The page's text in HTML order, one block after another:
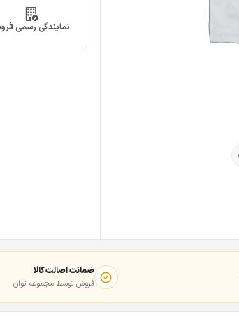
نمایندگی رسمی
ضمانت اصالت کالا
فروش توسط مجموعه توان